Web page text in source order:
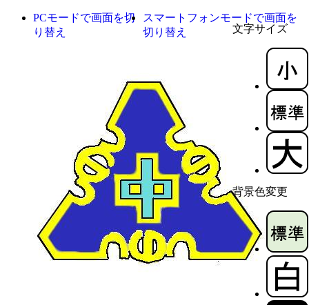
文字サイズ
背景色変更
PCモードで画面を切
り替え
スマートフォンモードで画面を
切り替え